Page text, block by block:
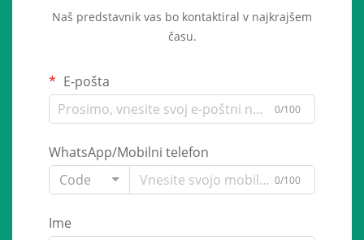
Naš predstavnik vas bo kontaktiral v najkrajšem
času.
E-pošta
0/100
WhatsApp/Mobilni telefon
Code
0/100
Ime